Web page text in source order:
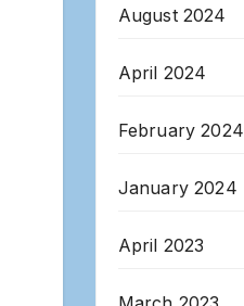
August 2024
April 2024
February 2024
January 2024
April 2023